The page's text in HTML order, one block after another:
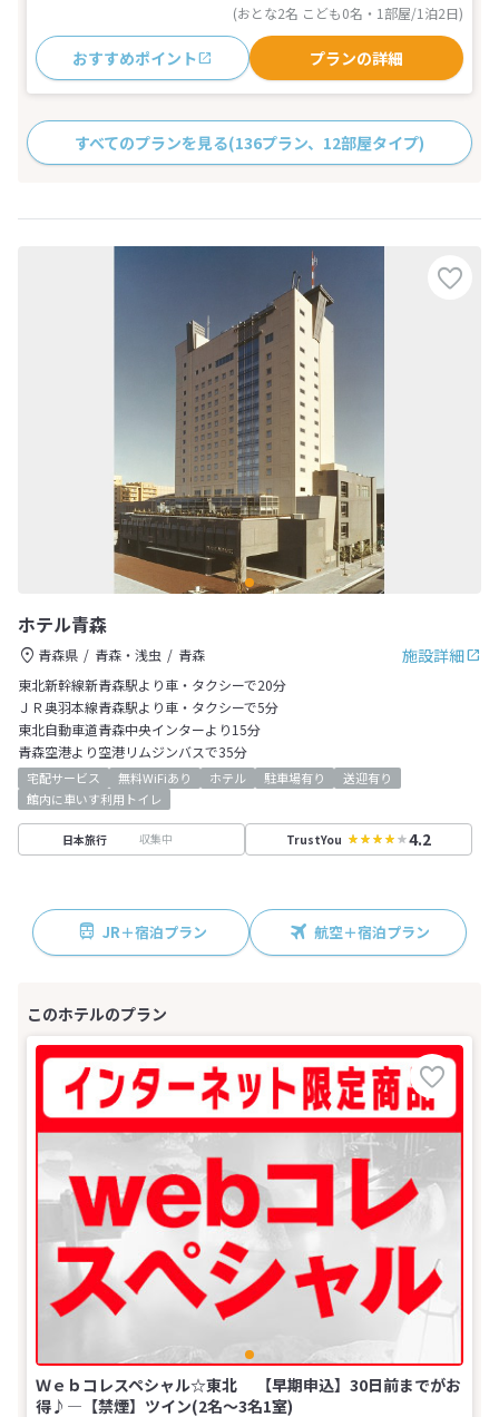
(おとな2名 こども0名・1部屋/1泊2日)
おすすめポイント プランの詳細
すべてのプランを見る(136プラン、12部屋タイプ)
ホテル青森
施設詳細
青森県 青森・浅虫
青森
東北新幹線新青森駅より車・タクシーで20分
ＪＲ奥羽本線青森駅より車・タクシーで5分
東北自動車道青森中央インターより15分
青森空港より空港リムジンバスで35分
宅配サービス 無料WiFiあり ホテル 駐車場有り
送迎有り
館内に車いす利用トイレ
日本旅行 収集中 TrustYou 4.2
JR＋宿泊プラン 航空＋宿泊プラン
Ｗｅｂコレスペシャル☆東北 【早期申込】30日前までがお
得♪―【禁煙】ツイン(2名～3名1室)